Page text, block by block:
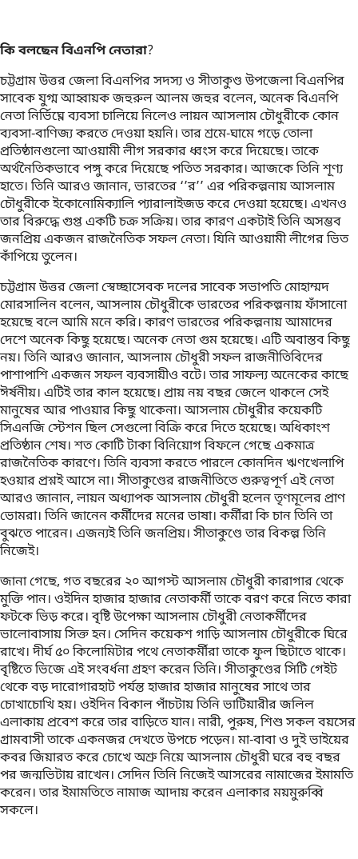
কি বলছেন বিএনপি নেতারা?
চট্টগ্রাম উত্তর জেলা বিএনপির সদস্য ও সীতাকুণ্ড উপজেলা বিএনপির
সাবেক যুগ্ম আহ্বায়ক জহুরুল আলম জহুর বলেন, অনেক বিএনপি
নেতা নির্ভিঘ্নে ব্যবসা চালিয়ে নিলেও লায়ন আসলাম চৌধুরীকে কোন
ব্যবসা-বাণিজ্য করতে দেওয়া হয়নি। তার শ্রমে-ঘামে গড়ে তোলা
প্রতিষ্ঠানগুলো আওয়ামী লীগ সরকার ধ্বংস করে দিয়েছে। তাকে
অর্থনৈতিকভাবে পঙ্গু করে দিয়েছে পতিত সরকার। আজকে তিনি শূণ্য
হাতে। তিনি আরও জানান, ভারতের ‘’র’’ এর পরিকল্পনায় আসলাম
চৌধুরীকে ইকোনোমিক্যালি প্যারালাইজড করে দেওয়া হয়েছে। এখনও
তার বিরুদ্ধে গুপ্ত একটি চক্র সক্রিয়। তার কারণ একটাই তিনি অসম্ভব
জনপ্রিয় একজন রাজনৈতিক সফল নেতা। যিনি আওয়ামী লীগের ভিত
কাঁপিয়ে তুলেন।
চট্টগ্রাম উত্তর জেলা স্বেচ্ছাসেবক দলের সাবেক সভাপতি মোহাম্মদ
মোরসালিন বলেন, আসলাম চৌধুরীকে ভারতের পরিকল্পনায় ফাঁসানো
হয়েছে বলে আমি মনে করি। কারণ ভারতের পরিকল্পনায় আমাদের
দেশে অনেক কিছু হয়েছে। অনেক নেতা গুম হয়েছে। এটি অবাস্তব কিছু
নয়। তিনি আরও জানান, আসলাম চৌধুরী সফল রাজনীতিবিদের
পাশাপাশি একজন সফল ব্যবসায়ীও বটে। তার সাফল্য অনেকের কাছে
ঈর্ষনীয়। এটিই তার কাল হয়েছে। প্রায় নয় বছর জেলে থাকলে সেই
মানুষের আর পাওয়ার কিছু থাকেনা। আসলাম চৌধুরীর কয়েকটি
সিএনজি স্টেশন ছিল সেগুলো বিক্রি করে দিতে হয়েছে। অধিকাংশ
প্রতিষ্ঠান শেষ। শত কোটি টাকা বিনিয়োগ বিফলে গেছে একমাত্র
রাজনৈতিক কারণে। তিনি ব্যবসা করতে পারলে কোনদিন ঋণখেলাপি
হওয়ার প্রশ্নই আসে না। সীতাকুণ্ডের রাজনীতিতে গুরুত্বপূর্ণ এই নেতা
আরও জানান, লায়ন অধ্যাপক আসলাম চৌধুরী হলেন তৃণমূলের প্রাণ
ভোমরা। তিনি জানেন কর্মীদের মনের ভাষা। কর্মীরা কি চান তিনি তা
বুঝতে পারেন। এজন্যই তিনি জনপ্রিয়। সীতাকুণ্ডে তার বিকল্প তিনি
নিজেই।
জানা গেছে, গত বছরের ২০ আগস্ট আসলাম চৌধুরী কারাগার থেকে
মুক্তি পান। ওইদিন হাজার হাজার নেতাকর্মী তাকে বরণ করে নিতে কারা
ফটকে ভিড় করে। বৃষ্টি উপেক্ষা আসলাম চৌধুরী নেতাকর্মীদের
ভালোবাসায় সিক্ত হন। সেদিন কয়েকশ গাড়ি আসলাম চৌধুরীকে ঘিরে
রাখে। দীর্ঘ ৫০ কিলোমিটার পথে নেতাকর্মীরা তাকে ফুল ছিটাতে থাকে।
বৃষ্টিতে ভিজে এই সংবর্ধনা গ্রহণ করেন তিনি। সীতাকুণ্ডের সিটি গেইট
থেকে বড় দারোগারহাট পর্যন্ত হাজার হাজার মানুষের সাথে তার
চোখাচোখি হয়। ওইদিন বিকাল পাঁচটায় তিনি ভাটিয়ারীর জলিল
এলাকায় প্রবেশ করে তার বাড়িতে যান। নারী, পুরুষ, শিশু সকল বয়সের
গ্রামবাসী তাকে একনজর দেখতে উপচে পড়েন। মা-বাবা ও দুই ভাইয়ের
কবর জিয়ারত করে চোখে অশ্রু নিয়ে আসলাম চৌধুরী ঘরে বহু বছর
পর জন্মভিটায় রাখেন। সেদিন তিনি নিজেই আসরের নামাজের ইমামতি
করেন। তার ইমামতিতে নামাজ আদায় করেন এলাকার ময়মুরুব্বি
সকলে।